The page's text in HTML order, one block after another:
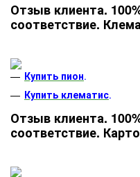
Отзыв клиента.
соответствие.
Купить пион.
Купить клематис.
Отзыв клиента.
соответствие.